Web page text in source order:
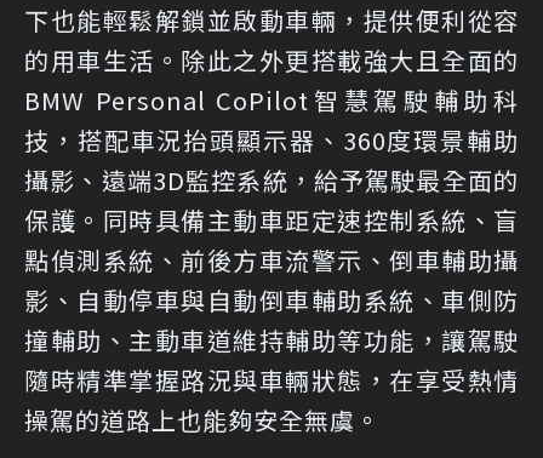
下也能輕鬆解鎖並啟動車輛，提供便利從容
的用車生活。除此之外更搭載強大且全面的
BMW Personal CoPilot智慧駕駛輔助科
技，搭配車況抬頭顯示器、360度環景輔助
攝影、遠端3D監控系統，給予駕駛最全面的
保護。同時具備主動車距定速控制系統、盲
點偵測系統、前後方車流警示、倒車輔助攝
影、自動停車與自動倒車輔助系統、車側防
撞輔助、主動車道維持輔助等功能，讓駕駛
隨時精準掌握路況與車輛狀態，在享受熱情
操駕的道路上也能夠安全無虞。